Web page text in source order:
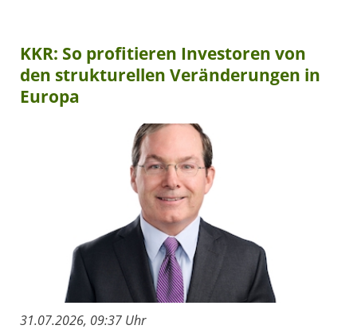
KKR: So profitieren Investoren von
den strukturellen Veränderungen in
Europa
31.07.2026, 09:37 Uhr